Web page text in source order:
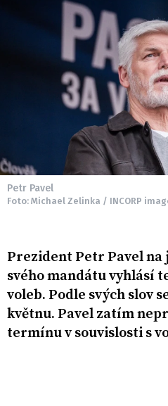
Petr Pavel
Foto: Michael Zelinka / INCORP
Prezident Petr Pavel na
svého mandátu vyhlásí
voleb. Podle svých slov
květnu. Pavel zatím
termínu v souvislosti s